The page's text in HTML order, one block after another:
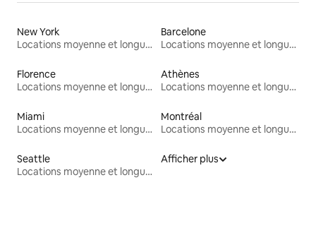
New York
Locations moyenne et longue durée
Barcelone
Locations moyenne et longue durée
Florence
Locations moyenne et longue durée
Athènes
Locations moyenne et longue durée
Miami
Locations moyenne et longue durée
Montréal
Locations moyenne et longue durée
Seattle
Locations moyenne et longue durée
Afficher plus